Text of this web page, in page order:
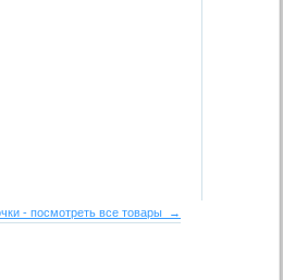
- посмотреть все товары →